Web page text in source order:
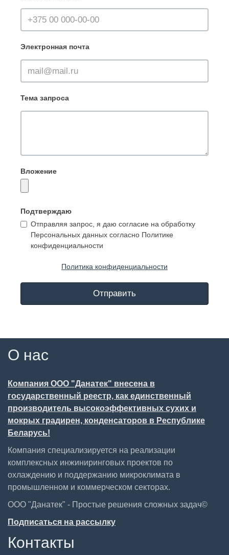
Электронная почта
Тема запроса
Вложение
Подтверждаю
Отправляя запрос, я даю согласие на обработку
Персональных данных согласно Политике
конфиденциальности
Политика конфиденциальности
Отправить
О нас
Компания ООО "Данатек" внесена в
государственный реестр, как единственный
производитель высокоэффективных сухих и
мокрых градирен, конденсаторов в Республике
Беларусь!
Компания специализируется на реализации
комплексных инжиниринговых проектов по
охлаждению и поддержанию микроклимата в
промышленном и коммерческом секторах.
ООО "Данатек" - Простые решения сложных задач©
Подписаться на рассылку
Контакты